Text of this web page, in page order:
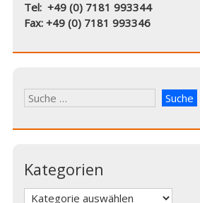
Tel: +49 (0) 7181 993344
Fax: +49 (0) 7181 993346
Kategorien
Kategorien